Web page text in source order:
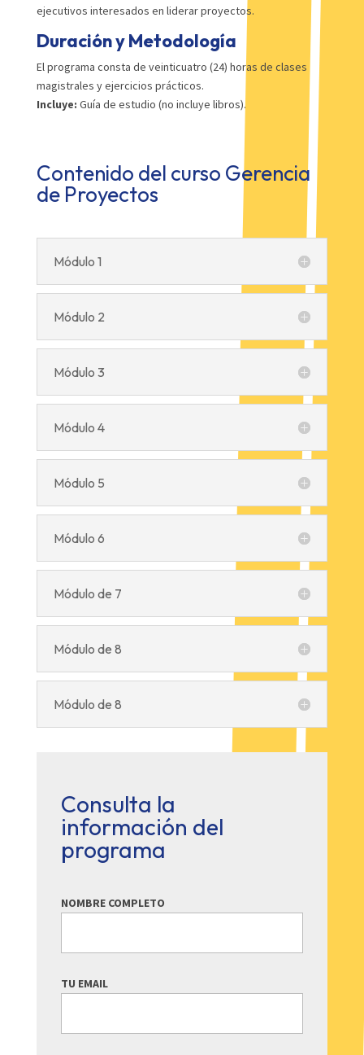
ejecutivos interesados en liderar proyectos.
Duración y Metodología
El programa consta de veinticuatro (24) horas de clases
magistrales y ejercicios prácticos.
Incluye: Guía de estudio (no incluye libros).
Contenido del curso Gerencia
de Proyectos
Módulo 1
Módulo 2
Módulo 3
Módulo 4
Módulo 5
Módulo 6
Módulo de 7
Módulo de 8
Módulo de 8
Consulta la
información del
programa
NOMBRE COMPLETO
TU EMAIL